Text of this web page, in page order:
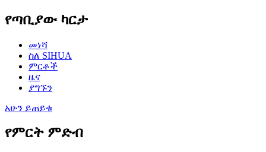
የጣቢያው ካርታ
መነሻ
ስለ SIHUA
ምርቶች
ዜና
ያግኙን
አሁን ይጠይቁ
የምርት ምድብ